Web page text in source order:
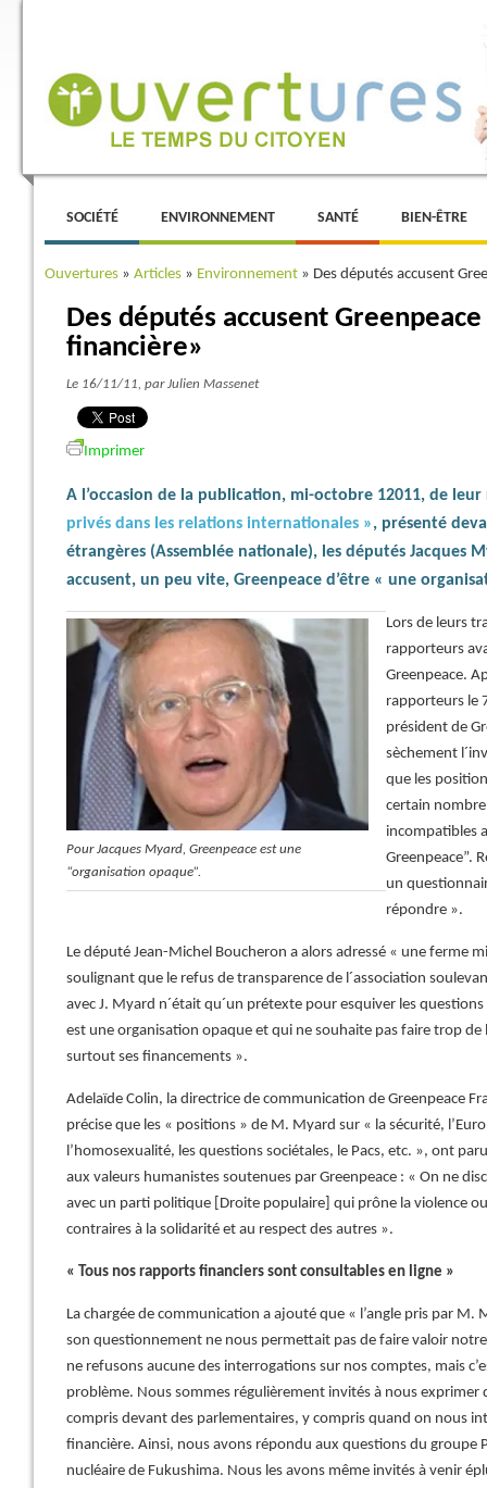
Menu principal
ALLER AU CONTENU PRINCIPAL
ALLER AU CONTENU SECONDAIRE
SOCIÉTÉ ENVIRONNEMENT SANTÉ BIEN-ÊTRE
Ouvertures » Articles » Environnement » Des députés accusent
Des députés accusent
financière»
Le 16/11/11, par Julien Massenet
Imprimer
A l’occasion de la publication, mi-octobre 12011, de
privés dans les relations internationales », présenté
étrangères (Assemblée nationale), les députés Jacques
accusent, un peu vite, Greenpeace d’être « une
Pour Jacques Myard, Greenpeace est une
“organisation opaque”.
Lors de leurs
rapporteurs
Greenpeace.
rapporteurs le
président de
sèchement
que les
certain
incompatibles
Greenpeace”.
un
répondre ».
Le député Jean-Michel Boucheron a alors adressé « une ferme
soulignant que le refus de transparence de l´association
avec J. Myard n´était qu´un prétexte pour esquiver les questions
est une organisation opaque et qui ne souhaite pas faire trop de
surtout ses financements ».
Adelaïde Colin, la directrice de communication de Greenpeace
précise que les « positions » de M. Myard sur « la sécurité,
l’homosexualité, les questions sociétales, le Pacs, etc. », ont
aux valeurs humanistes soutenues par Greenpeace : « On ne
avec un parti politique [Droite populaire] qui prône la violence
contraires à la solidarité et au respect des autres ».
« Tous nos rapports financiers sont consultables en ligne »
La chargée de communication a ajouté que « l’angle pris par M.
son questionnement ne nous permettait pas de faire valoir
ne refusons aucune des interrogations sur nos comptes, mais
problème. Nous sommes régulièrement invités à nous
compris devant des parlementaires, y compris quand on nous
financière. Ainsi, nous avons répondu aux questions du groupe
nucléaire de Fukushima. Nous les avons même invités à venir